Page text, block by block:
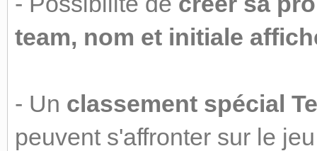
team, nom et initiale
- Un classement spécial
peuvent s'affronter sur le